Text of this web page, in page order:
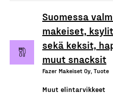
Suomessa
makeiset,
sekä keksit,
muut snacksit
Fazer Makeiset Oy, Tuote
Muut elintarvikkeet